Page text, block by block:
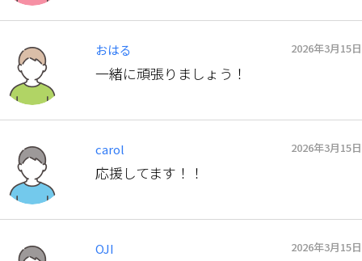
おはる 2026年3月15日
一緒に頑張りましょう！
carol 2026年3月15日
応援してます！！
OJI 2026年3月15日